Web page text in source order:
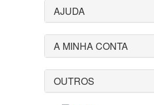
AJUDA
A MINHA CONTA
OUTROS